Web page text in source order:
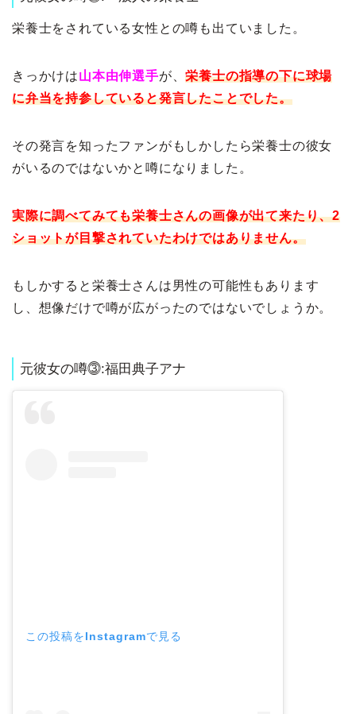
栄養士をされている女性との噂も出ていました。
きっかけは山本由伸選手が、栄養士の指導の下に球場
に弁当を持参していると発言したことでした。
その発言を知ったファンがもしかしたら栄養士の彼女
がいるのではないかと噂になりました。
実際に調べてみても栄養士さんの画像が出て来たり、2
ショットが目撃されていたわけではありません。
もしかすると栄養士さんは男性の可能性もあります
し、想像だけで噂が広がったのではないでしょうか。
元彼女の噂⓷:福田典子アナ
この投稿をInstagramで見る